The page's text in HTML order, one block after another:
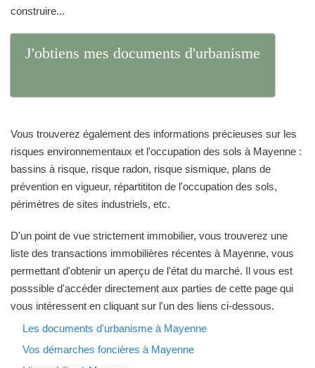
construire...
J'obtiens mes documents d'urbanisme
Vous trouverez également des informations précieuses sur les
risques environnementaux et l'occupation des sols à Mayenne :
bassins à risque, risque radon, risque sismique, plans de
prévention en vigueur, répartititon de l'occupation des sols,
périmètres de sites industriels, etc.
D'un point de vue strictement immobilier, vous trouverez une
liste des transactions immobilières récentes à Mayenne, vous
permettant d'obtenir un aperçu de l'état du marché. Il vous est
posssible d'accéder directement aux parties de cette page qui
vous intéressent en cliquant sur l'un des liens ci-dessous.
Les documents d'urbanisme à Mayenne
Vos démarches foncières à Mayenne